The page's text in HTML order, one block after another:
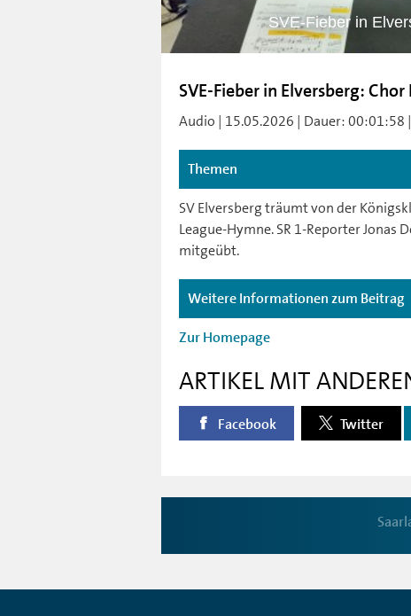
SVE-Fieber in
SVE-Fieber in Elversberg:
Audio | 15.05.2026 | Dauer: 00:01:58 |
Themen
SV Elversberg träumt von der
League-Hymne. SR 1-Reporter
mitgeübt.
Weitere Informationen zum Beitrag
Zur Homepage
ARTIKEL MIT
Facebook Twitter